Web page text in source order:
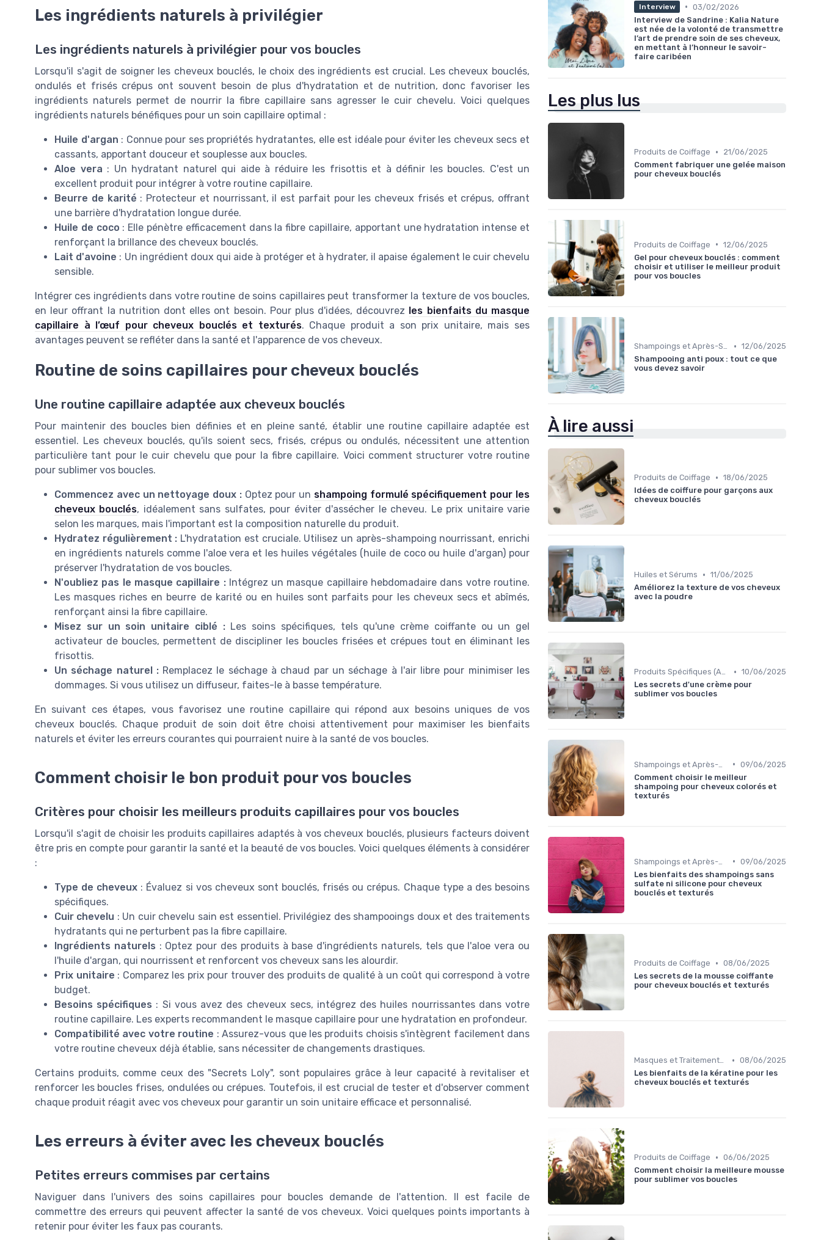
Les ingrédients naturels à privilégier
Les ingrédients naturels à privilégier pour vos boucles
Lorsqu'il s'agit de soigner les cheveux bouclés, le choix des ingrédients est crucial. Les cheveux bouclés,
ondulés et frisés crépus ont souvent besoin de plus d'hydratation et de nutrition, donc favoriser les
ingrédients naturels permet de nourrir la fibre capillaire sans agresser le cuir chevelu. Voici quelques
ingrédients naturels bénéfiques pour un soin capillaire optimal :
Huile d'argan : Connue pour ses propriétés hydratantes, elle est idéale pour éviter les cheveux secs et
cassants, apportant douceur et souplesse aux boucles.
Aloe vera : Un hydratant naturel qui aide à réduire les frisottis et à définir les boucles. C'est un
excellent produit pour intégrer à votre routine capillaire.
Beurre de karité : Protecteur et nourrissant, il est parfait pour les cheveux frisés et crépus, offrant
une barrière d'hydratation longue durée.
Huile de coco : Elle pénètre efficacement dans la fibre capillaire, apportant une hydratation intense et
renforçant la brillance des cheveux bouclés.
Lait d'avoine : Un ingrédient doux qui aide à protéger et à hydrater, il apaise également le cuir chevelu
sensible.
Intégrer ces ingrédients dans votre routine de soins capillaires peut transformer la texture de vos boucles,
en leur offrant la nutrition dont elles ont besoin. Pour plus d'idées, découvrez les bienfaits du masque
capillaire à l’œuf pour cheveux bouclés et texturés. Chaque produit a son prix unitaire, mais ses
avantages peuvent se refléter dans la santé et l'apparence de vos cheveux.
Routine de soins capillaires pour cheveux bouclés
Une routine capillaire adaptée aux cheveux bouclés
Pour maintenir des boucles bien définies et en pleine santé, établir une routine capillaire adaptée est
essentiel. Les cheveux bouclés, qu'ils soient secs, frisés, crépus ou ondulés, nécessitent une attention
particulière tant pour le cuir chevelu que pour la fibre capillaire. Voici comment structurer votre routine
pour sublimer vos boucles.
Commencez avec un nettoyage doux :Optez pour un shampoing formulé spécifiquement pour les
cheveux bouclés, idéalement sans sulfates, pour éviter d'assécher le cheveu. Le prix unitaire varie
selon les marques, mais l'important est la composition naturelle du produit.
Hydratez régulièrement : L'hydratation est cruciale. Utilisez un après-shampoing nourrissant, enrichi
en ingrédients naturels comme l'aloe vera et les huiles végétales (huile de coco ou huile d'argan) pour
préserver l'hydratation de vos boucles.
N'oubliez pas le masque capillaire :Intégrez un masque capillaire hebdomadaire dans votre routine.
Les masques riches en beurre de karité ou en huiles sont parfaits pour les cheveux secs et abîmés,
renforçant ainsi la fibre capillaire.
Misez sur un soin unitaire ciblé :Les soins spécifiques, tels qu'une crème coiffante ou un gel
activateur de boucles, permettent de discipliner les boucles frisées et crépues tout en éliminant les
frisottis.
Un séchage naturel :Remplacez le séchage à chaud par un séchage à l'air libre pour minimiser les
dommages. Si vous utilisez un diffuseur, faites-le à basse température.
En suivant ces étapes, vous favorisez une routine capillaire qui répond aux besoins uniques de vos
cheveux bouclés. Chaque produit de soin doit être choisi attentivement pour maximiser les bienfaits
naturels et éviter les erreurs courantes qui pourraient nuire à la santé de vos boucles.
Comment choisir le bon produit pour vos boucles
Critères pour choisir les meilleurs produits capillaires pour vos boucles
Lorsqu'il s'agit de choisir les produits capillaires adaptés à vos cheveux bouclés, plusieurs facteurs doivent
être pris en compte pour garantir la santé et la beauté de vos boucles. Voici quelques éléments à considérer
:
Type de cheveux : Évaluez si vos cheveux sont bouclés, frisés ou crépus. Chaque type a des besoins
spécifiques.
Cuir chevelu : Un cuir chevelu sain est essentiel. Privilégiez des shampooings doux et des traitements
hydratants qui ne perturbent pas la fibre capillaire.
Ingrédients naturels : Optez pour des produits à base d'ingrédients naturels, tels que l'aloe vera ou
l'huile d'argan, qui nourrissent et renforcent vos cheveux sans les alourdir.
Prix unitaire : Comparez les prix pour trouver des produits de qualité à un coût qui correspond à votre
budget.
Besoins spécifiques : Si vous avez des cheveux secs, intégrez des huiles nourrissantes dans votre
routine capillaire. Les experts recommandent le masque capillaire pour une hydratation en profondeur.
Compatibilité avec votre routine : Assurez-vous que les produits choisis s'intègrent facilement dans
votre routine cheveux déjà établie, sans nécessiter de changements drastiques.
Certains produits, comme ceux des "Secrets Loly", sont populaires grâce à leur capacité à revitaliser et
renforcer les boucles frises, ondulées ou crépues. Toutefois, il est crucial de tester et d'observer comment
chaque produit réagit avec vos cheveux pour garantir un soin unitaire efficace et personnalisé.
Les erreurs à éviter avec les cheveux bouclés
Petites erreurs commises par certains
Naviguer dans l'univers des soins capillaires pour boucles demande de l'attention. Il est facile de
commettre des erreurs qui peuvent affecter la santé de vos cheveux. Voici quelques points importants à
retenir pour éviter les faux pas courants.
Interview • 03/02/2026
Interview de Sandrine : Kalia Nature
est née de la volonté de transmettre
l’art de prendre soin de ses cheveux,
en mettant à l’honneur le savoir-
faire caribéen
Les plus lus
Produits de Coiffage •
21/06/2025
Comment fabriquer une gelée maison
pour cheveux bouclés
Produits de Coiffage • 12/06/2025
Gel pour cheveux bouclés : comment
choisir et utiliser le meilleur produit
pour vos boucles
Shampoings et Après-Shampoings • 12/06/2025
Shampooing anti poux : tout ce que
vous devez savoir
À lire aussi
Produits de Coiffage • 18/06/2025
Idées de coiffure pour garçons aux
cheveux bouclés
Huiles et Sérums • 11/06/2025
Améliorez la texture de vos cheveux
avec la poudre
Produits Spécifiques (Anti-Frisottis, Hydratants) • 10/06/2025
Les secrets d'une crème pour
sublimer vos boucles
• 09/06/2025
Comment choisir le meilleur
shampoing pour cheveux colorés et
texturés
• 09/06/2025
Les bienfaits des shampoings sans
sulfate ni silicone pour cheveux
bouclés et texturés
Produits de Coiffage • 08/06/2025
Les secrets de la mousse coiffante
pour cheveux bouclés et texturés
Masques et Traitements en Profondeur • 08/06/2025
Les bienfaits de la kératine pour les
cheveux bouclés et texturés
Produits de Coiffage • 06/06/2025
Comment choisir la meilleure mousse
pour sublimer vos boucles